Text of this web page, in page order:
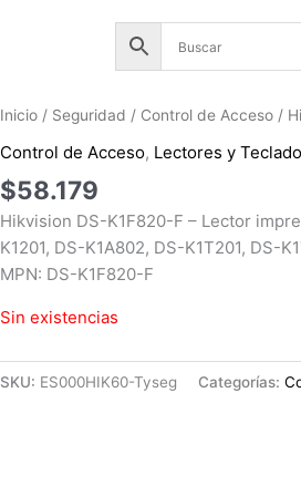
Inicio / Seguridad / Control de Acceso /
Control de Acceso, Lectores y
$58.179
Hikvision DS-K1F820-F – Lector
K1201, DS-K1A802, DS-K1T201, DS-
MPN: DS-K1F820-F
Sin existencias
SKU: ES000HIK60-Tyseg Categorías: